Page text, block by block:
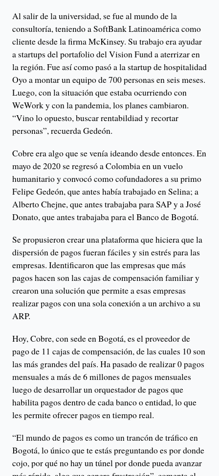
Al salir de la universidad, se fue al mundo de la
consultoría, teniendo a SoftBank Latinoamérica como
cliente desde la firma McKinsey. Su trabajo era ayudar
a startups del portafolio del Vision Fund a aterrizar en
la región. Fue así como pasó a la startup de hospitalidad
Oyo a montar un equipo de 700 personas en seis meses.
Luego, con la situación que estaba ocurriendo con
WeWork y con la pandemia, los planes cambiaron.
“Vino lo opuesto, buscar rentabildiad y recortar
personas”, recuerda Gedeón.
Cobre era algo que se venía ideando desde entonces. En
mayo de 2020 se regresó a Colombia en un vuelo
humanitario y convocó como cofundadores a su primo
Felipe Gedeón, que antes había trabajado en Selina; a
Alberto Chejne, que antes trabajaba para SAP y a José
Donato, que antes trabajaba para el Banco de Bogotá.
Se propusieron crear una plataforma que hiciera que la
dispersión de pagos fueran fáciles y sin estrés para las
empresas. Identificaron que las empresas que más
pagos hacen son las cajas de compensación familiar y
crearon una solución que permite a esas empresas
realizar pagos con una sola conexión a un archivo a su
ARP.
Hoy, Cobre, con sede en Bogotá, es el proveedor de
pago de 11 cajas de compensación, de las cuales 10 son
las más grandes del país. Ha pasado de realizar 0 pagos
mensuales a más de 6 millones de pagos mensuales
luego de desarrollar un orquestador de pagos que
habilita pagos dentro de cada banco o entidad, lo que
les permite ofrecer pagos en tiempo real.
“El mundo de pagos es como un trancón de tráfico en
Bogotá, lo único que te estás preguntando es por donde
cojo, por qué no hay un túnel por donde pueda avanzar